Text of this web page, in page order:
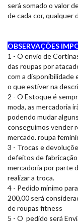
será somado o valor
de cada cor, qualquer
OBSERVAÇÕES
1 - O envio de
das roupas por
com a disponibilidade
o que estiver na
2 - O Estoque é
moda, as mercadoria
podendo mudar
conseguimos vender
mercado. roupa
3 - Trocas e
defeitos de
mercadoria por parte
realizar a troca.
4 - Pedido mínimo
200,00 será
de roupas fitness
5 - O pedido será